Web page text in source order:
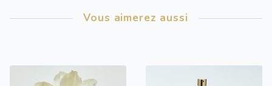
Vous aimerez aussi